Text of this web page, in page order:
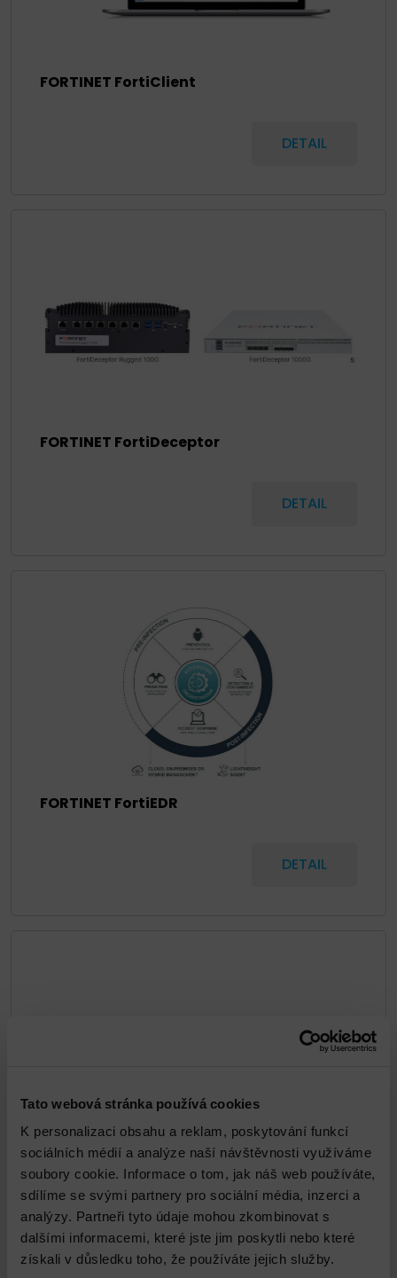
Tato webová stránka používá cookies
K personalizaci obsahu a reklam, poskytování funkcí
sociálních médií a analýze naší návštěvnosti využíváme
soubory cookie. Informace o tom, jak náš web používáte,
sdílíme se svými partnery pro sociální média, inzerci a
analýzy. Partneři tyto údaje mohou zkombinovat s
dalšími informacemi, které jste jim poskytli nebo které
získali v důsledku toho, že používáte jejich služby.
FORTINET FortiClient
DETAIL
FORTINET FortiDeceptor
DETAIL
FORTINET FortiEDR
DETAIL
FORTINET FortiGate
DETAIL